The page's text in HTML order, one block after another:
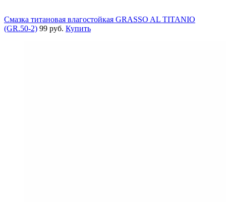
Смазка титановая влагостойкая GRASSO AL TITANIO
(GR.50-2) 99 руб. Купить